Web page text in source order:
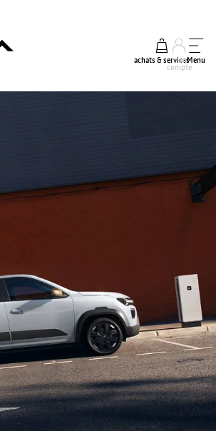
achats & services
mon
compte
Menu